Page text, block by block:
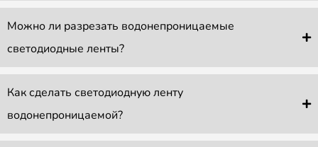
Можно ли разрезать водонепроницаемые
светодиодные ленты?
Как сделать светодиодную ленту
водонепроницаемой?